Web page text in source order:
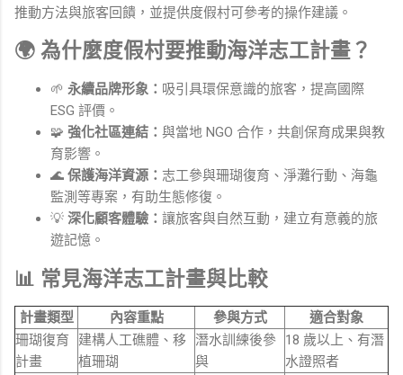
推動方法與旅客回饋，並提供度假村可參考的操作建議。
🌍 為什麼度假村要推動海洋志工計畫？
🌱 永續品牌形象： 吸引具環保意識的旅客，提高國際
ESG 評價。
🧩 強化社區連結： 與當地 NGO 合作，共創保育成果與教
育影響。
🌊 保護海洋資源： 志工參與珊瑚復育、淨灘行動、海龜
監測等專案，有助生態修復。
💡 深化顧客體驗： 讓旅客與自然互動，建立有意義的旅
遊記憶。
📊 常見海洋志工計畫與比較
計畫類型 內容重點 參與方式
適合對象
珊瑚復育
計畫
建構人工礁體、移
植珊瑚
潛水訓練後參
與
18 歲以上、有潛
水證照者